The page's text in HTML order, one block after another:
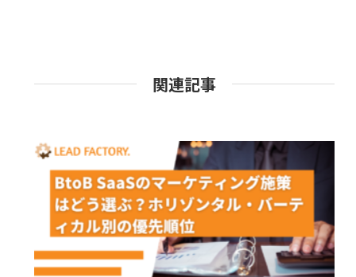
関連記事